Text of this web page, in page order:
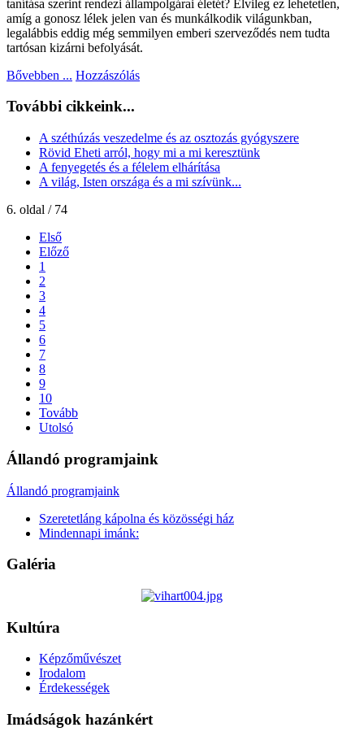
tanítása szerint rendezi állampolgárai életét? Elvileg ez lehetetlen,
amíg a gonosz lélek jelen van és munkálkodik világunkban,
legalábbis eddig még semmilyen emberi szerveződés nem tudta
tartósan kizárni befolyását.
Bővebben ... Hozzászólás
További cikkeink...
A széthúzás veszedelme és az osztozás gyógyszere
Rövid Eheti arról, hogy mi a mi keresztünk
A fenyegetés és a félelem elhárítása
A világ, Isten országa és a mi szívünk...
6. oldal / 74
Első
Előző
1
2
3
4
5
6
7
8
9
10
Tovább
Utolsó
Állandó programjaink
Állandó programjaink
Szeretetláng kápolna és közösségi ház
Mindennapi imánk:
Galéria
Kultúra
Képzőművészet
Irodalom
Érdekességek
Imádságok hazánkért